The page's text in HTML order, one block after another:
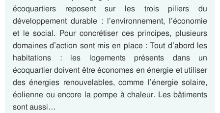
écoquartiers reposent sur les trois piliers du
développement durable : l’environnement, l’économie
et le social. Pour concrétiser ces principes, plusieurs
domaines d’action sont mis en place : Tout d’abord les
habitations : les logements présents dans un
écoquartier doivent être économes en énergie et utiliser
des énergies renouvelables, comme l’énergie solaire,
éolienne ou encore la pompe à chaleur. Les bâtiments
sont aussi…